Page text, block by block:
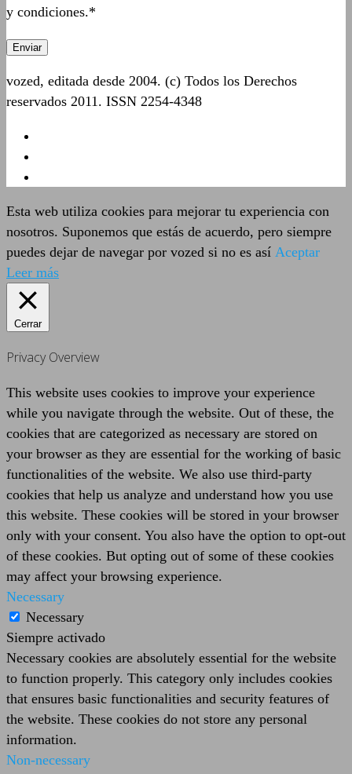
y condiciones.*
vozed, editada desde 2004. (c) Todos los Derechos
reservados 2011. ISSN 2254-4348
Esta web utiliza cookies para mejorar tu experiencia con
nosotros. Suponemos que estás de acuerdo, pero siempre
puedes dejar de navegar por vozed si no es así Aceptar
Leer más
Cerrar
Privacy Overview
This website uses cookies to improve your experience
while you navigate through the website. Out of these, the
cookies that are categorized as necessary are stored on
your browser as they are essential for the working of basic
functionalities of the website. We also use third-party
cookies that help us analyze and understand how you use
this website. These cookies will be stored in your browser
only with your consent. You also have the option to opt-out
of these cookies. But opting out of some of these cookies
may affect your browsing experience.
Necessary
Necessary
Siempre activado
Necessary cookies are absolutely essential for the website
to function properly. This category only includes cookies
that ensures basic functionalities and security features of
the website. These cookies do not store any personal
information.
Non-necessary